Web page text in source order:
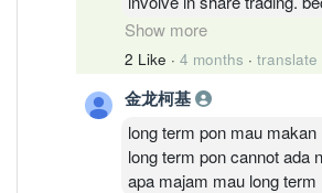
dont know what is the
term investment. if you
short term gaining, you
casino. those aiming for
capital gaining is actually
gambling in the casino.
buffet also wont do this.
Show more
2 Like · 4 months · translate
金龙柯基
long term pon mau makan
long term pon cannot ada
apa majam mau long term